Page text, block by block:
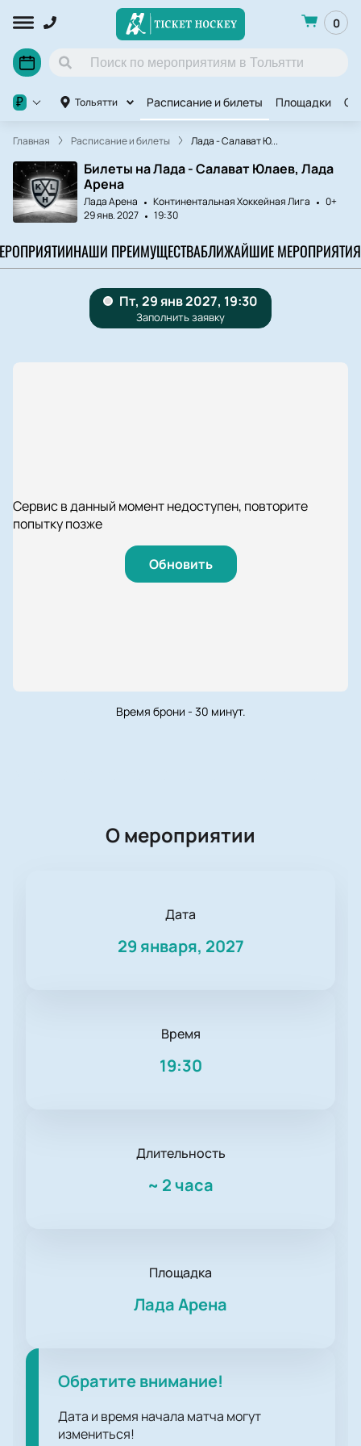
0
Тольятти Расписание и билеты Площадки
₽
Главная Расписание и билеты Лада - Салават Ю...
Билеты на Лада - Салават Юлаев, Лада
Арена
Лада Арена Континентальная Хоккейная Лига
0+
29 янв. 2027
19:30
НАШИ ПРЕИМУЩЕСТВАБЛИЖАЙШИЕ МЕРОПРИЯТИЯ
Сервис в данный момент недоступен, повторите
попытку позже
Обновить
Время брони - 30 минут.
О мероприятии
Дата
29 января, 2027
Время
19:30
Длительность
~ 2 часа
Площадка
Лада Арена
Обратите внимание!
Дата и время начала матча могут
измениться!